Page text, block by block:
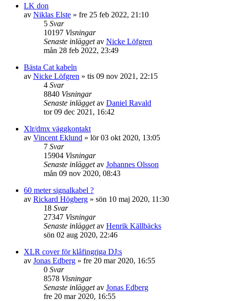
LK don
av Niklas Elste » fre 25 feb 2022, 21:10
5 Svar
10197 Visningar
Senaste inläggetav Nicke Löfgren
mån 28 feb 2022, 23:49
Bästa Cat kabeln
av Nicke Löfgren » tis 09 nov 2021, 22:15
4 Svar
8840 Visningar
Senaste inläggetav Daniel Ravald
tor 09 dec 2021, 16:42
Xlr/dmx väggkontakt
av Vincent Eklund » lör 03 okt 2020, 13:05
7 Svar
15904 Visningar
Senaste inläggetav Johannes Olsson
mån 09 nov 2020, 08:43
60 meter signalkabel ?
av Rickard Högberg » sön 10 maj 2020, 11:30
18 Svar
27347 Visningar
Senaste inläggetav Henrik Källbäcks
sön 02 aug 2020, 22:46
XLR cover för klåfingriga DJ:s
av Jonas Edberg » fre 20 mar 2020, 16:55
0 Svar
8578 Visningar
Senaste inläggetav Jonas Edberg
fre 20 mar 2020, 16:55